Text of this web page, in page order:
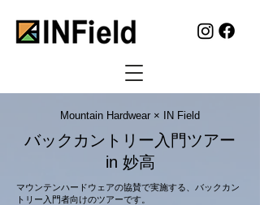
​Mountain Hardwear × IN Field
​バックカントリー入門ツアー
in 妙高
マウンテンハードウェアの協賛で実施する、バックカン
トリー入門者向けのツアーです。